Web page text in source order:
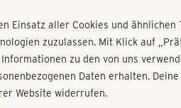
Einsatz aller Cookies und
zuzulassen. Mit Klick auf
zu den von uns
Daten erhalten.
Website widerrufen.